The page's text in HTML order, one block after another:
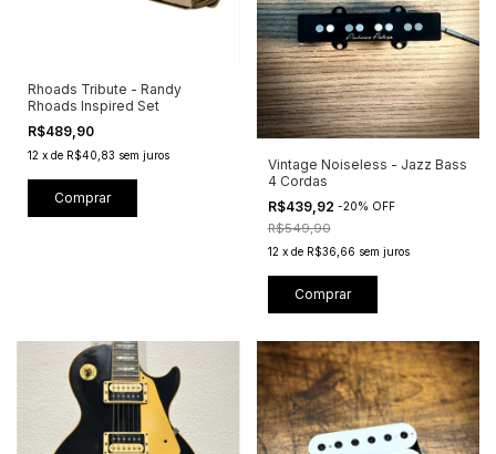
Rhoads Tribute - Randy
Rhoads Inspired Set
R$489,90
12 x de R$40,83 sem juros
Comprar
Vintage Noiseless - Jazz Bass
4 Cordas
R$439,92 -20% OFF
R$549,90
12 x de R$36,66 sem juros
Comprar